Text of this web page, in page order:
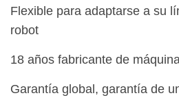
Flexible para adaptarse a su
robot
18 años fabricante de
Garantía global, garantía de